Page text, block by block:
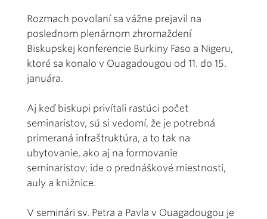
Rozmach povolaní sa vážne prejavil na
poslednom plenárnom zhromaždení
Biskupskej konferencie Burkiny Faso a Nigeru,
ktoré sa konalo v Ouagadougou od 11. do 15.
januára.
Aj keď biskupi privítali rastúci počet
seminaristov, sú si vedomí, že je potrebná
primeraná infraštruktúra, a to tak na
ubytovanie, ako aj na formovanie
seminaristov; ide o prednáškové miestnosti,
auly a knižnice.
V seminári sv. Petra a Pavla v Ouagadougou je